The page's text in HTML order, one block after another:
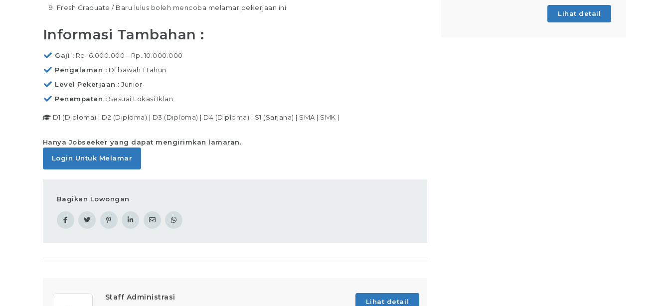
Fresh Graduate / Baru lulus boleh mencoba melamar pekerjaan ini
Informasi Tambahan :
Gaji
Rp. 6.000.000 - Rp. 10.000.000
Pengalaman
Di bawah 1 tahun
Level Pekerjaan
Junior
Penempatan
Sesuai Lokasi Iklan
D1 (Diploma) | D2 (Diploma) | D3 (Diploma) | D4 (Diploma) | S1 (Sarjana) | SMA | SMK |
Hanya Jobseeker yang dapat mengirimkan lamaran.
Login Untuk Melamar
Bagikan Lowongan
Staff Administrasi Lihat detail
Lihat detail